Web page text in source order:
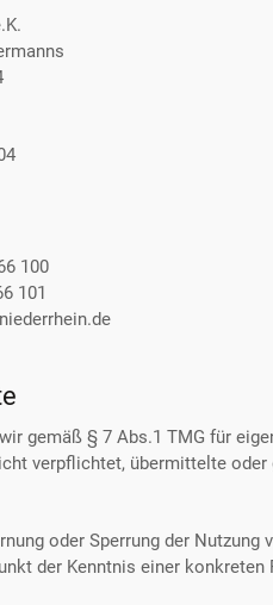
100
101
gemäß § 7 Abs.1 TMG für
verpflichtet, übermittelte
oder Sperrung der
der Kenntnis einer